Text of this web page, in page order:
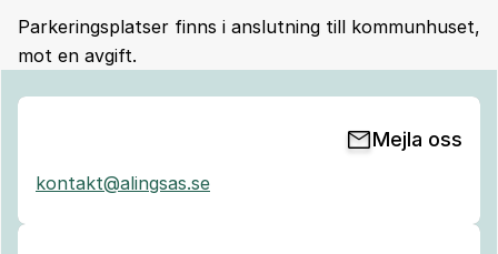
Parkeringsplatser finns i anslutning till kommunhuset,
mot en avgift.
Mejla oss
kontakt@alingsas.se